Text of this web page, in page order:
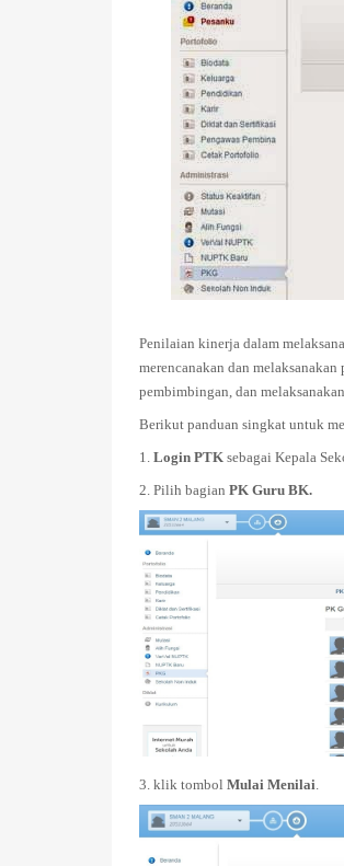
Penilaian kinerja dalam
merencanakan dan
pembimbingan, dan
Berikut panduan singkat untuk
1. Login PTK sebagai Kepala
2. Pilih bagian PK Guru BK.
3. klik tombol Mulai Menilai.